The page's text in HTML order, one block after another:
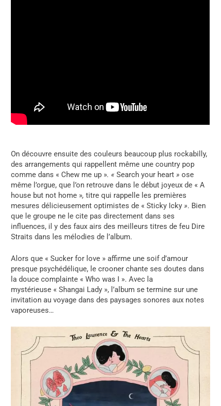
On découvre ensuite des couleurs beaucoup plus rockabilly,
des arrangements qui rappellent même une country pop
comme dans « Chew me up ». «Search your heart» ose
même l’orgue, que l’on retrouve dans le début joyeux de « A
house but not home »,titre qui rappelle les premières
mesures délicieusement optimistes de « Sticky Icky». Bien
que le groupe ne le cite pas directement dans ses
influences, il y des faux airs des meilleurs titres de feu Dire
Straits dans les mélodies de l’album.
Alors que « Sucker for love » affirme une soif d’amour
presque psychédélique, le crooner chante ses doutes dans
la douce complainte « Who was I ». Avec la
mystérieuse «Shangai Lady », l’album se termine sur une
invitation au voyage dans des paysages sonores aux notes
vaporeuses…